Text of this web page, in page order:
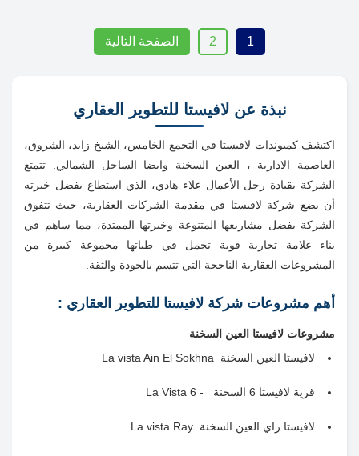
1
2 الصفحة التالية
نبذة عن لافيستا للتطوير العقاري
اكتشف كمبوندات لافيستا في التجمع الخامس، الشيخ زايد، الشروق،
العاصمة الادارية ، العين السخنة وايضا الساحل الشمالي. تتمتع
الشركة بقيادة رجل الأعمال علاء هادي، الذي استطاع بفضل خبرته
أن يضع شركة لافيستا في مقدمة الشركات العقارية، حيث تتفوق
الشركة بفضل مشاريعها المتنوعة وخبرتها الممتدة، مما ساهم في
بناء علامة تجارية قوية تحمل في طياتها مجموعة كبيرة من
المشروعات العقارية الناجحة التي تتسم بالجودة والثقة.
أهم مشروعات شركة لافيستا للتطوير العقاري :
مشروعات لافيستا العين السخنة
لافيستا العين السخنة La vista Ain El Sokhna
قرية لافيستا 6 السخنة - La Vista 6
لافيستا راي العين السخنة La vista Ray